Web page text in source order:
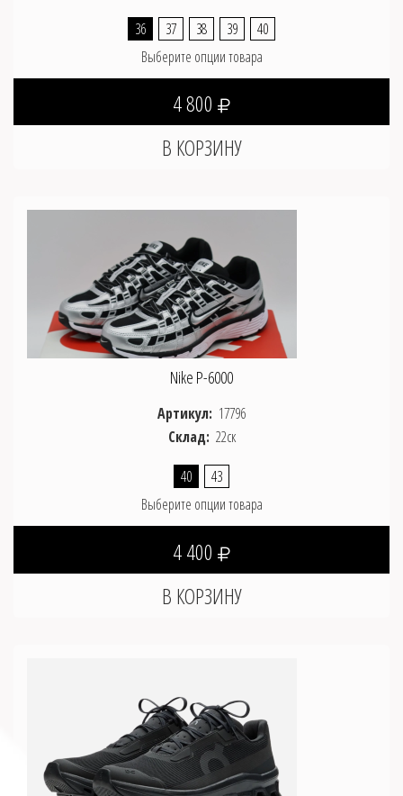
36 37 38 39
40
Выберите опции товара
4 800
Nike P-6000
Артикул: 17796
Склад: 22ск
40
43
Выберите опции товара
4 400